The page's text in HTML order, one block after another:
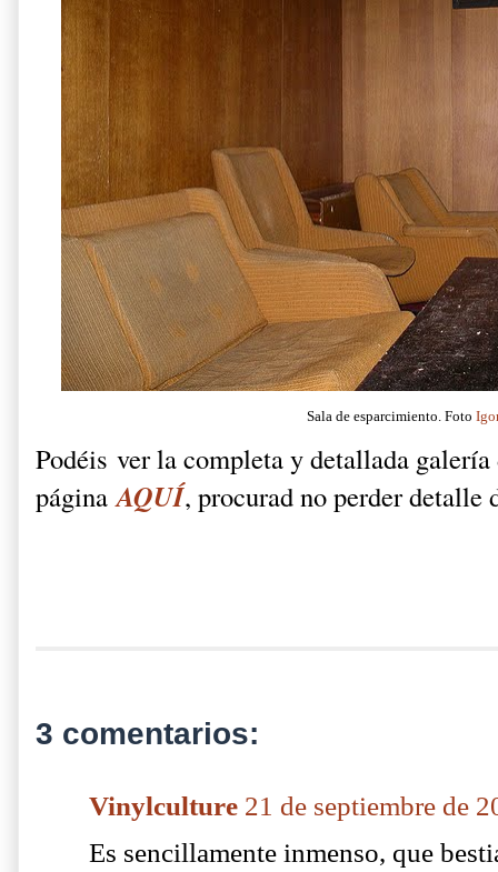
Sala de esparcimiento. Foto
Podéis ver la completa y detallada
páginaAQUÍ, procurad no perder detalle
3 comentarios:
Vinylculture 21 de septiembre de
Es sencillamente inmenso, que